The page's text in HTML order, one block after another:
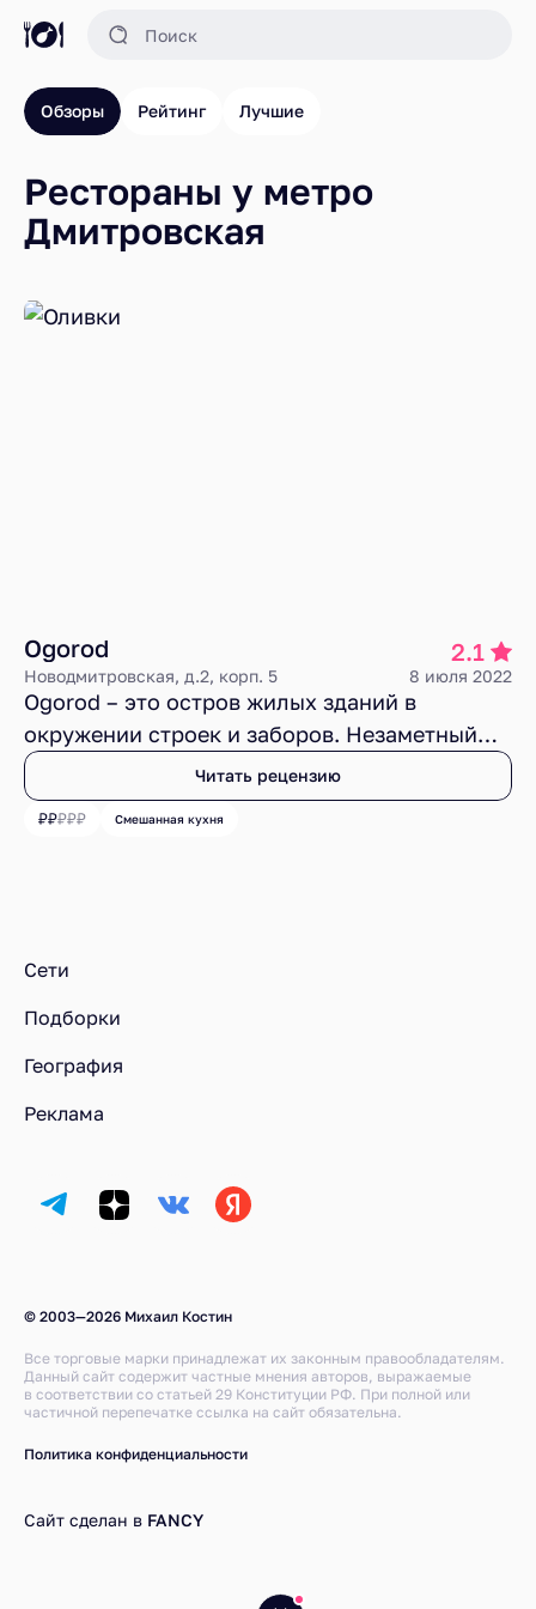
Обзоры Рейтинг Лучшие
Рестораны у метро
Дмитровская
Ogorod 2.1
Новодмитровская, д.2, корп. 5 8 июля 2022
Ogorod – это остров жилых зданий в
окружении строек и заборов. Незаметный
вход. Спокойный аскетичный цементный
интерьер. Небольшое аппетитное меню.
Умеренные цены. Во многом еще слабая и
«огородов» в каменных джунглях большого
посмотрим, на сколько задержатся эти
«грядки» на Новодмитровке.
Читать рецензию
Смешанная кухня
© 2003—2026 Михаил Костин
Все торговые марки принадлежат их законным правообладателям.
Данный сайт содержит частные мнения авторов, выражаемые
в соответствии со статьей 29 Конституции РФ. При полной или
частичной перепечатке ссылка на сайт обязательна.
Политика конфиденциальности
Сети
Подборки
География
Реклама
Сайт сделан в FANCY